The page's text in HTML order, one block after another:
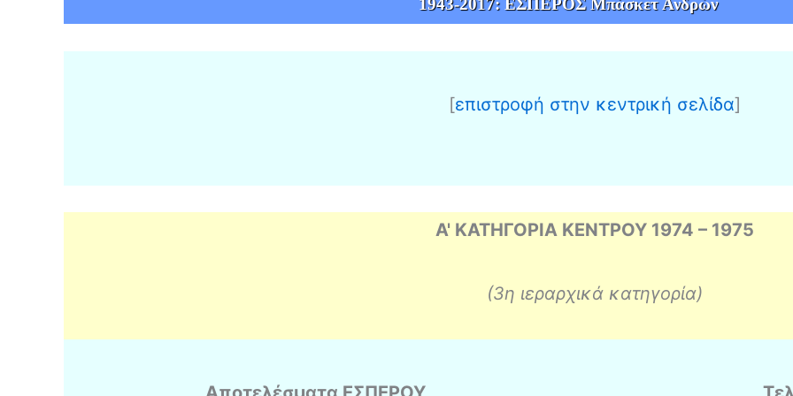
1943-2017: ΕΣΠΕΡΟΣ Μπάσκετ Ανδρὠν
[επιστροφή στην κεντρική σελίδα]
Α' ΚΑΤΗΓΟΡΙΑ ΚΕΝΤΡΟΥ 1974 – 1975
(3η ιεραρχικά κατηγορία)